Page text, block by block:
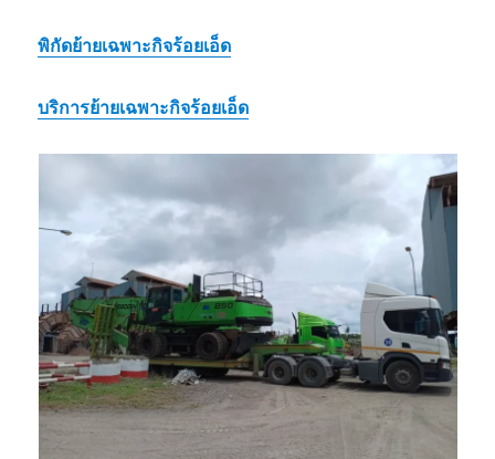
พิกัดย้ายเฉพาะกิจร้อยเอ็ด
บริการย้ายเฉพาะกิจร้อยเอ็ด